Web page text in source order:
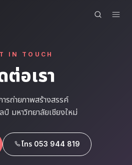
IN TOUCH
ต่อเรา
ารถ่ายภาพสร้างสรรค์
มหาวิทยาลัยเชียงใหม่
โทร 053 944 819